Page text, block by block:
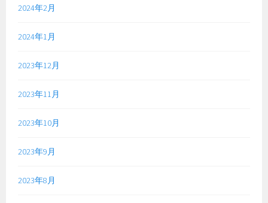
2024年2月
2024年1月
2023年12月
2023年11月
2023年10月
2023年9月
2023年8月